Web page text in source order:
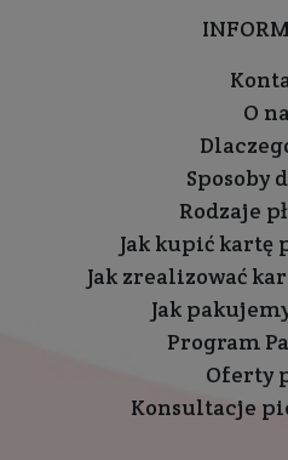
O
Sposoby
Rodzaje
Jak kupić kartę
Jak zrealizować
Jak
Program
Oferty
Konsultacje